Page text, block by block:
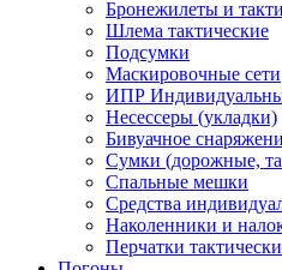
Бронежилеты и
Шлема тактические
Подсумки
Маскировочные сети
ИПР
Несессеры (укладки)
Бивуачное
Сумки (дорожные,
Спальные мешки
Средства
Наколенники и
Перчатки